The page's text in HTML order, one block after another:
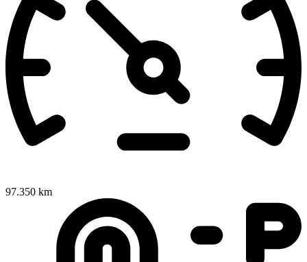
97.350 km